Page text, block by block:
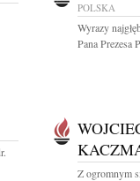
POLSKA
Wyrazy
Pana Prezesa
Z ogromnym